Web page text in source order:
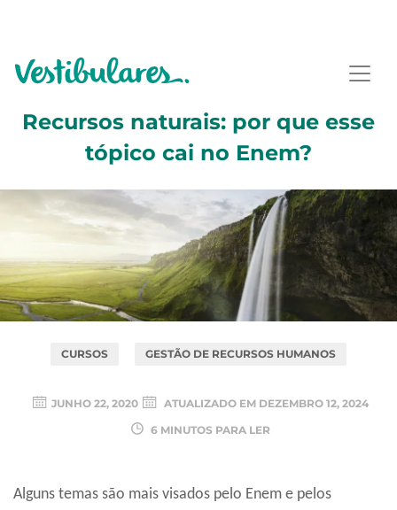
Recursos naturais: por que esse
tópico cai no Enem?
CURSOS GESTÃO DE RECURSOS HUMANOS
JUNHO 22, 2020 ATUALIZADO EM DEZEMBRO 12, 2024
6 MINUTOS PARA LER
Alguns temas são mais visados pelo Enem e pelos